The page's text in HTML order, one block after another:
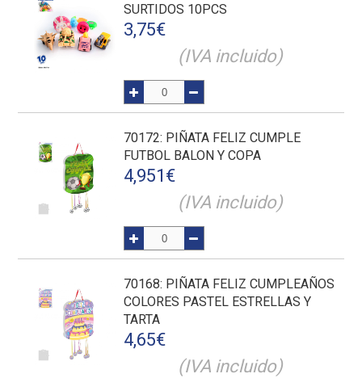
SURTIDOS 10PCS
3,75€
(IVA incluido)
70172: PIÑATA FELIZ CUMPLE
FUTBOL BALON Y COPA
4,951 €
(IVA incluido)
70168: PIÑATA FELIZ CUMPLEAÑOS
COLORES PASTEL ESTRELLAS Y
TARTA
4,65€
(IVA incluido)